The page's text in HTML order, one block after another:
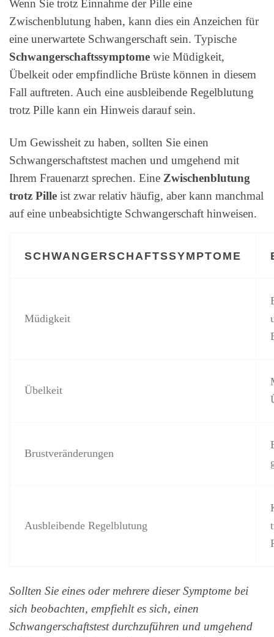
Wenn Sie trotz Einnahme der Pille eine
Zwischenblutung haben, kann dies ein Anzeichen für
eine unerwartete Schwangerschaft sein. Typische
Schwangerschaftssymptome wie Müdigkeit,
Übelkeit oder empfindliche Brüste können in diesem
Fall auftreten. Auch eine ausbleibende Regelblutung
trotz Pille kann ein Hinweis darauf sein.
Um Gewissheit zu haben, sollten Sie einen
Schwangerschaftstest machen und umgehend mit
Ihrem Frauenarzt sprechen. Eine Zwischenblutung
trotz Pille ist zwar relativ häufig, aber kann manchmal
auf eine unbeabsichtigte Schwangerschaft hinweisen.
SCHWANGERSCHAFTSSYMPTOME
Müdigkeit
Übelkeit
Brustveränderungen
Ausbleibende Regelblutung
Sollten Sie eines oder mehrere dieser Symptome bei
sich beobachten, empfiehlt es sich, einen
Schwangerschaftstest durchzuführen und umgehend